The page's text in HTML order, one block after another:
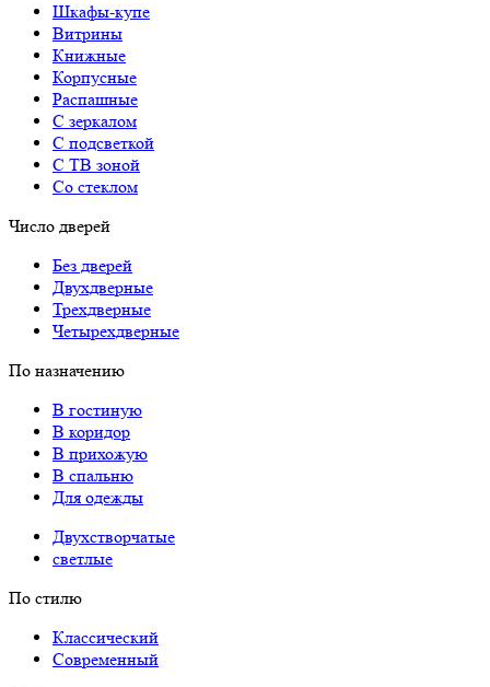
Шкафы-купе
Витрины
Книжные
Корпусные
Распашные
С зеркалом
С подсветкой
С ТВ зоной
Со стеклом
Число дверей
Без дверей
Двухдверные
Трехдверные
Четырехдверные
По назначению
В гостиную
В коридор
В прихожую
В спальню
Для одежды
Двухстворчатые
светлые
По стилю
Классический
Современный